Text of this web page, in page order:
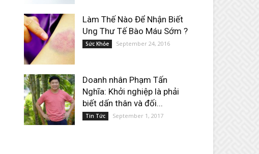
Làm Thế Nào Để Nhận Biết
Ung Thư Tế Bào Máu Sớm ?
Sức Khỏe September 24, 2016
Doanh nhân Phạm Tấn
Nghĩa: Khởi nghiệp là phải
biết dấn thân và đối...
Tin Tức September 1, 2017